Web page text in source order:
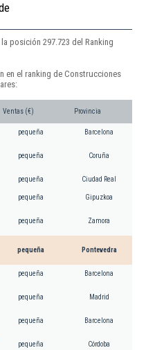
posición 297.723 del Ranking
en el ranking de Construcciones
Ventas (€) Provincia
pequeña Barcelona
pequeña Coruña
pequeña Ciudad Real
pequeña Gipuzkoa
pequeña Zamora
pequeña Pontevedra
pequeña Barcelona
pequeña Madrid
pequeña Barcelona
pequeña Córdoba